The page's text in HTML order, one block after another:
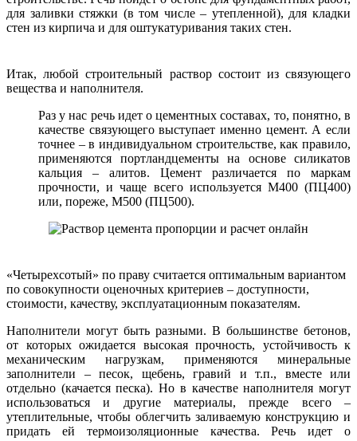
для заливки стяжки (в том числе – утепленной), для кладки
стен из кирпича и для оштукатуривания таких стен.
Итак, любой строительный раствор состоит из связующего
вещества и наполнителя.
Раз у нас речь идет о цементных составах, то, понятно, в
качестве связующего выступает именно цемент. А если
точнее – в индивидуальном строительстве, как правило,
применяются портландцементы на основе силикатов
кальция – алитов. Цемент различается по маркам
прочности, и чаще всего используется М400 (ПЦ400)
или, пореже, М500 (ПЦ500).
«Четырехсотый» по праву считается оптимальным вариантом
по совокупности оценочных критериев – доступности,
стоимости, качеству, эксплуатационным показателям.
Наполнители могут быть разными. В большинстве бетонов,
от которых ожидается высокая прочность, устойчивость к
механическим нагрузкам, применяются минеральные
заполнители – песок, щебень, гравий и т.п., вместе или
отдельно (качается песка). Но в качестве наполнителя могут
использоваться и другие материалы, прежде всего –
утеплительные, чтобы облегчить заливаемую конструкцию и
придать ей термоизоляционные качества. Речь идет о